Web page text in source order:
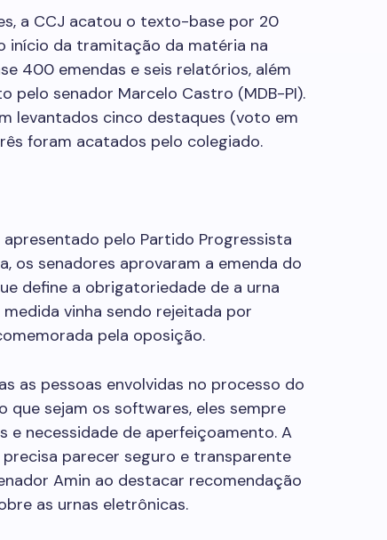
a CCJ acatou o texto-base por 20
início da tramitação da matéria na
400 emendas e seis relatórios, além
pelo senador Marcelo Castro (MDB-PI).
levantados cinco destaques (voto em
foram acatados pelo colegiado.
pelo Partido Progressista
os senadores aprovaram a emenda do
define a obrigatoriedade de a urna
vinha sendo rejeitada por
pela oposição.
as pessoas envolvidas no processo do
sejam os softwares, eles sempre
e necessidade de aperfeiçoamento. A
parecer seguro e transparente
Amin ao destacar recomendação
as urnas eletrônicas.